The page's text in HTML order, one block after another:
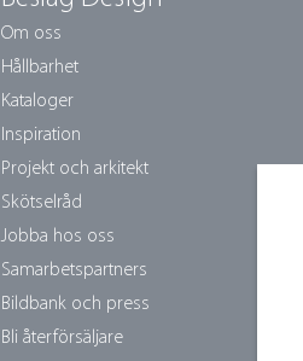
Om oss
Hållbarhet
Kataloger
Inspiration
Projekt och arkitekt
Skötselråd
Jobba hos oss
Samarbetspartners
Bildbank och press
Bli återförsäljare